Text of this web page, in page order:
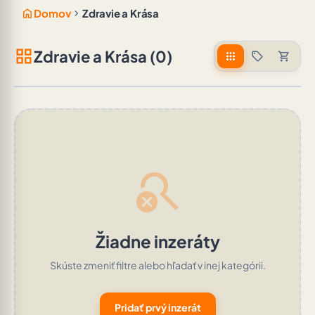
home Domov chevron_right Zdravie a Krása
grid_viewZdravie a Krása (0) apps sell shopping_cart
search_off
Žiadne inzeráty
Skúste zmeniť filtre alebo hľadať v inej kategórii.
Pridať prvý inzerát